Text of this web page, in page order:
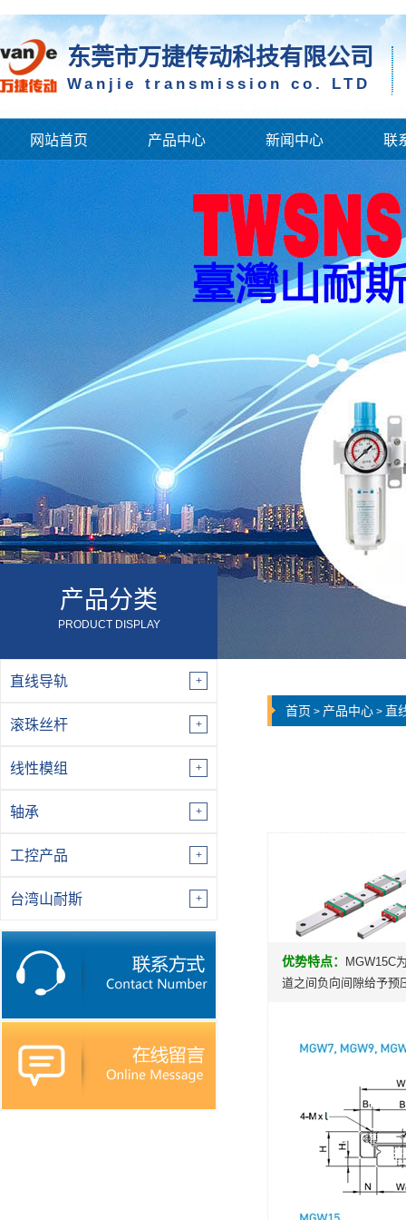
东莞市万捷传动科技有限公司
Wanjie transmission co. LTD
网站首页 产品中心 新闻中心 联
产品分类
PRODUCT DISPLAY
直线导轨
滚珠丝杆
线性模组
轴承
工控产品
台湾山耐斯
首页 > 产品中心 > 直
优势特点：
MGW15C
道之间负向间隙给予预